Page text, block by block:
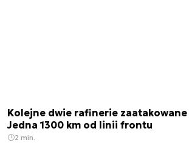
Kolejne dwie rafinerie
Jedna 1300 km od linii frontu
2 min.